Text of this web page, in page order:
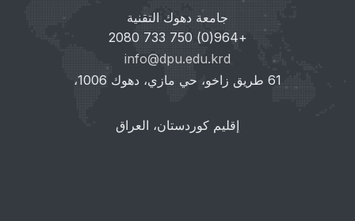
جامعة دهوك التقنية
+964(0) 750 733 2080
info@dpu.edu.krd
61 طريق زاخو، حي مازي، دهوك 1006،
إقليم كوردستان، العراق